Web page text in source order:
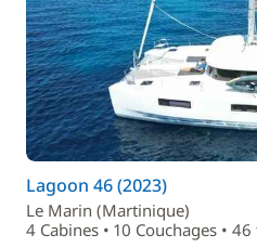
Lagoon 46 (2023)
Le Marin (Martinique)
4 Cabines • 10 Couchages •